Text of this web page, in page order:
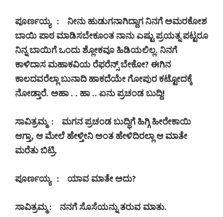
ಪೂರ್ಣಯ್ಯ: ನೀನು ಹುಡುಗನಾಗಿದ್ದಾಗ ನಿನಗೆ ಅಮರಕೋಶ
ಬಾಯಿ ಪಾಠ ಮಾಡಿಸಬೇಕೂಂತ ನಾನು ಎಷ್ಟು ಪ್ರಯತ್ನ ಪಟ್ಟರೂ
ನಿನ್ನ ಬಾಯಿಗೆ ಒಂದು ಶ್ಲೋಕವೂ ಹಿಡಿಯಲಿಲ್ಲ. ನಿನಗೆ
ಕಾಳಿದಾಸ ಮಹಾಕವಿಯ ರೆಫರೆನ್ಸ್ ಬೇಕೋ? ಈಗಿನ
ಕಾಲದವರೆಲ್ಲಾ ಬುನಾದಿ ಹಾಕದೆಯೇ ಗೋಪುರ ಕಟ್ಟೋದಕ್ಕೆ
ನೋಡ್ತಾರೆ. ಅಹಾ . . ಹಾ .. ಏನು ಪ್ರಚಂಡ ಬುದ್ದಿ!
ಸಾವಿತ್ರಮ್ಮ: ಮಗನ ಪ್ರಚಂಡ ಬುದ್ಧಿಗೆ ಹಿಗ್ಗಿ ಹೀರೇಕಾಯಿ
ಆಗ್ತಾ, ಆ ಮೇಲೆ ಹೇಳ್ತೀನಿ ಅಂತ ಹೇಳಿದಿರಲ್ಲಾ ಆ ಮಾತೇ
ಮರೆತು ಬಿಟ್ರಿ.
ಪೂರ್ಣಯ್ಯ: ಯಾವ ಮಾತೇ ಅದು?
ಸಾವಿತ್ರಮ್ಮ : ನನಗೆ ಸೊಸೆಯನ್ನು ತರುವ ಮಾತು.